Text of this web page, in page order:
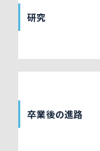
研究
卒業後の進路